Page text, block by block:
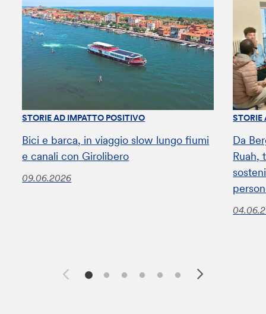
STORIE AD IMPATTO POSITIVO
Bici e barca, in viaggio slow lungo fiumi
e canali con Girolibero
09.06.2026
STORIE
Da
Ruah,